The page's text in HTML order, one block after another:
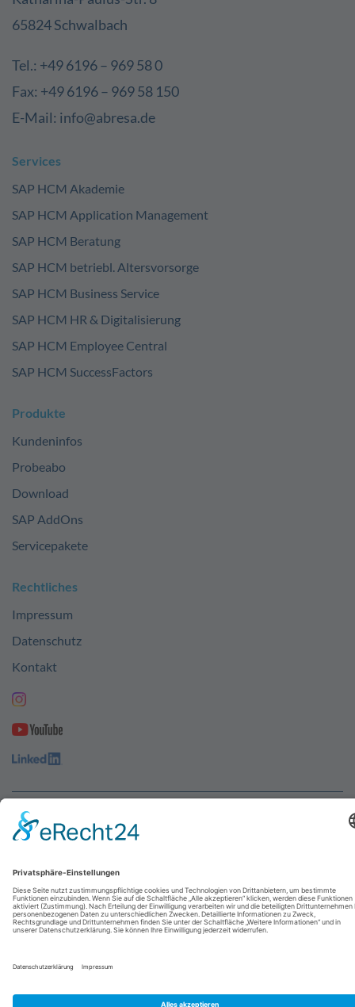
65824 Schwalbach
Tel.: +49 6196 – 969 58 0
Fax: +49 6196 – 969 58 150
E-Mail: info@abresa.de
Services
SAP HCM Akademie
SAP HCM Application Management
SAP HCM Beratung
SAP HCM betriebl. Altersvorsorge
SAP HCM Business Service
SAP HCM HR & Digitalisierung
SAP HCM Employee Central
SAP HCM SuccessFactors
Produkte
Kundeninfos
Probeabo
Download
SAP AddOns
Servicepakete
Rechtliches
Impressum
Datenschutz
Kontakt
© 2026abresa GmbH| Designed byUNIKAT